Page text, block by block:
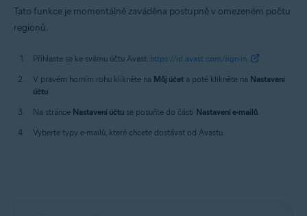
Tato funkce je momentálně zaváděna postupně v omezeném počtu
regionů.
Přihlaste se ke svému účtu Avast: https://id.avast.com/sign-in
V pravém horním rohu klikněte na Můj účet a poté klikněte na Nastavení
účtu
Na stránce Nastavení účtu se posuňte do části Nastavení e-mailů
Vyberte typy e-mailů, které chcete dostávat od Avastu.